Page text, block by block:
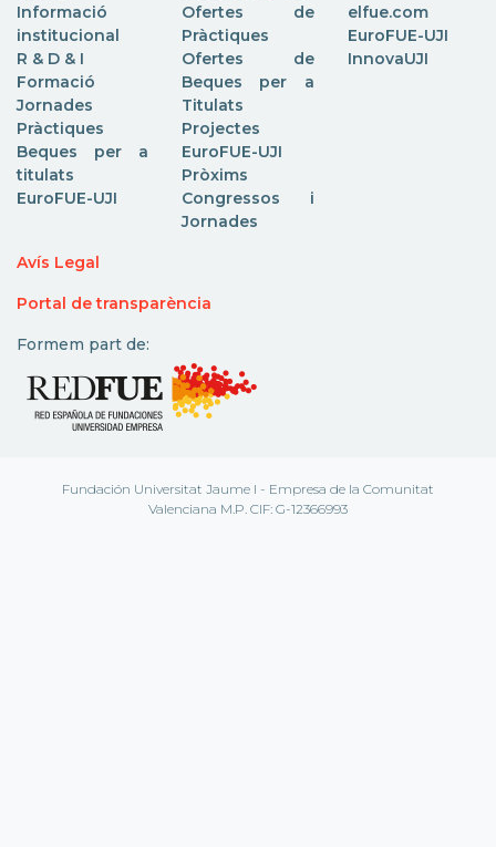
Informació
institucional
R & D & I
Formació
Jornades
Pràctiques
Beques per a
titulats
EuroFUE-UJI
Ofertes de
Pràctiques
Ofertes de
Beques per a
Titulats
Projectes
EuroFUE-UJI
Pròxims
Congressos i
Jornades
elfue.com
EuroFUE-UJI
InnovaUJI
Avís Legal
Portal de transparència
Formem part de:
Fundación Universitat Jaume I - Empresa de la Comunitat
Valenciana M.P. CIF: G-12366993